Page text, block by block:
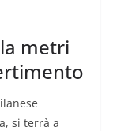
metri
si terrà a